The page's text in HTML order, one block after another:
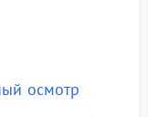
осмотр